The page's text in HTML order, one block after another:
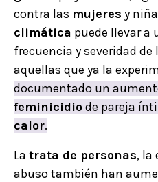
contra las mujeres y
climática puede llevar a
frecuencia y severidad de
aquellas que ya la
documentado un
feminicidiode pareja
calor.
La trata de personas, la
abuso también han